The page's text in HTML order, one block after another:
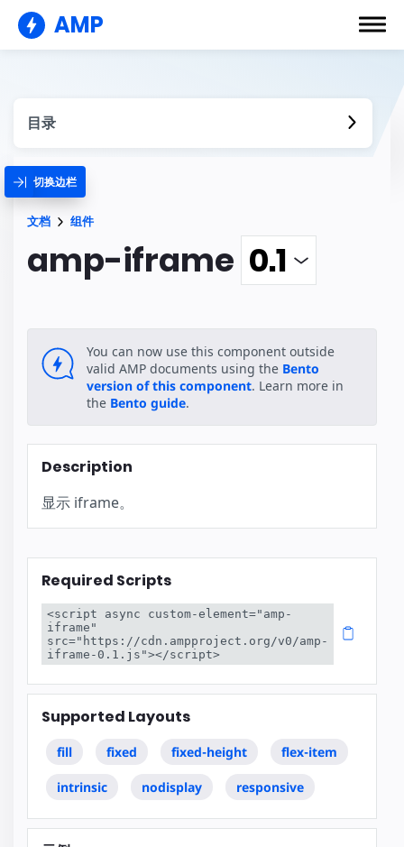
AMP
目录
切换边栏
文档 组件
amp-iframe
You can now use this component outside
valid AMP documents using the Bento
version of this component. Learn more in
the Bento guide.
Description
显示 iframe。
Required Scripts
<script async custom-element="amp-
iframe"
src="https://cdn.ampproject.org/v0/amp-
iframe-0.1.js"></script>
Supported Layouts
fill fixed fixed-height flex-item
intrinsic nodisplay responsive